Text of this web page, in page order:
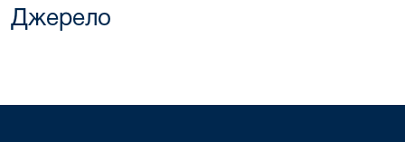
Джерело